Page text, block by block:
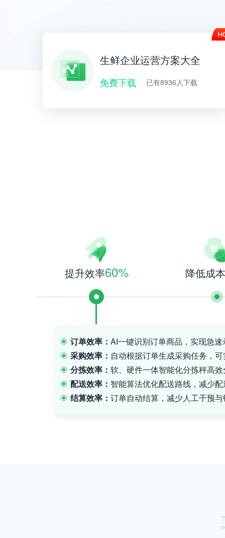
生鲜企业运营方案大全
免费下载 已有8936人下载
提升效率60%
订单效率： AI一键识别订单商品，实现急速
采购效率： 自动根据订单生成采购任务，
分拣效率： 软、硬件一体智能化分拣秤高
配送效率： 智能算法优化配送路线，减少
结算效率： 订单自动结算，减少人工干预
降低成本